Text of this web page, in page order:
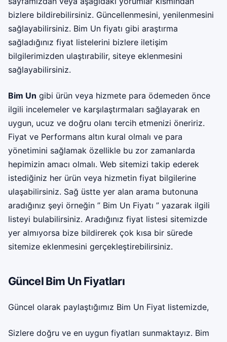
bizlere bildirebilirsiniz. Güncellenmesini, yenilenmesini
sağlayabilirsiniz. Bim Un fiyatı gibi araştırma
sağladığınız fiyat listelerini bizlere iletişim
bilgilerimizden ulaştırabilir, siteye eklenmesini
sağlayabilirsiniz.
Bim Un gibi ürün veya hizmete para ödemeden önce
ilgili incelemeler ve karşılaştırmaları sağlayarak en
uygun, ucuz ve doğru olanı tercih etmenizi öneririz.
Fiyat ve Performans altın kural olmalı ve para
yönetimini sağlamak özellikle bu zor zamanlarda
hepimizin amacı olmalı. Web sitemizi takip ederek
istediğiniz her ürün veya hizmetin fiyat bilgilerine
ulaşabilirsiniz. Sağ üstte yer alan arama butonuna
aradığınız şeyi örneğin ” Bim Un Fiyatı ” yazarak ilgili
listeyi bulabilirsiniz. Aradığınız fiyat listesi sitemizde
yer almıyorsa bize bildirerek çok kısa bir sürede
sitemize eklenmesini gerçekleştirebilirsiniz.
Güncel Bim Un Fiyatları
Güncel olarak paylaştığımız Bim Un Fiyat listemizde,
Sizlere doğru ve en uygun fiyatları sunmaktayız. Bim